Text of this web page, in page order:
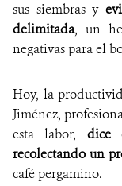
sus siembras y
delimitada, un
negativas para el
Hoy, la
Jiménez,
esta labor, dice
recolectando un
café pergamino.